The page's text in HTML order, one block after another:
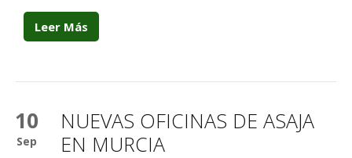
Leer Más
10
Sep
NUEVAS OFICINAS DE ASAJA
EN MURCIA